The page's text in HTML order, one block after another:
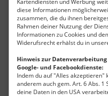
diese Informationen
zusammen, die du ihnen
Rahmen deiner Nutzung der
Informationen zu Cookies und
Widerufsrecht erhälst du in
Hinweis zur Datenverarbeitung
Google- und Facebookdienste:
Indem du auf "Alles akzeptieren"
anderem auch gem. Art. 6 Abs. 1
deine Daten in den USA
Vitriolhütte /
Westerzgebirge
aktuell vom 07.06.2026 / Zugriffe: 19400
23 km vom aktuellen Standort